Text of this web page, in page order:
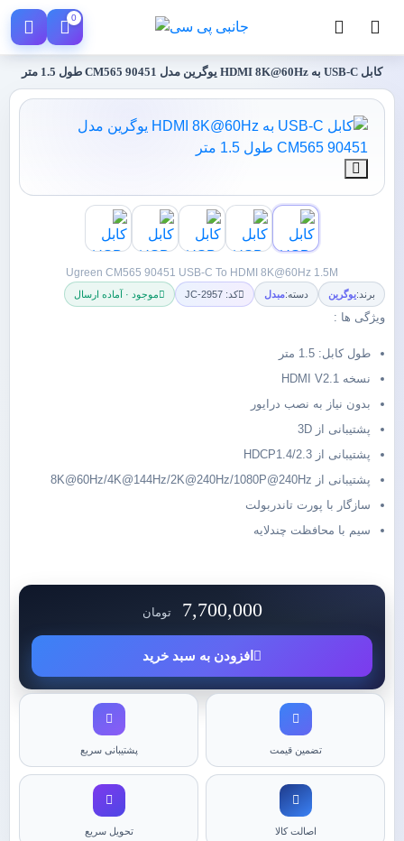
0
کابل USB-C به HDMI 8K@60Hz یوگرین مدل CM565 90451 طول 1.5 متر
Ugreen CM565 90451 USB-C To HDMI 8K@60Hz 1.5M
برند:یوگرین دسته:مبدل کد: JC-2957 موجود · آماده ارسال
ویژگی ها :
طول کابل: 1.5 متر
نسخه HDMI V2.1
بدون نیاز به نصب درایور
پشتیبانی از 3D
پشتیبانی از HDCP1.4/2.3
پشتیبانی از 8K@60Hz/4K@144Hz/2K@240Hz/1080P@240Hz
سازگار با پورت تاندربولت
سیم با محافظت چندلایه
7,700,000 تومان
افزودن به سبد خرید
تضمین قیمت پشتیبانی سریع
اصالت کالا تحویل سریع